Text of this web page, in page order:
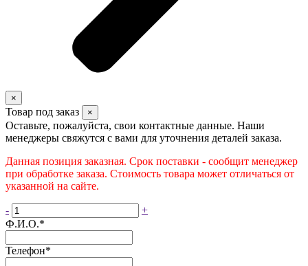
×
Товар под заказ ×
Оставьте, пожалуйста, свои контактные данные. Наши
менеджеры свяжутся с вами для уточнения деталей заказа.
Данная позиция заказная. Срок поставки - сообщит менеджер
при обработке заказа. Стоимость товара может отличаться от
указанной на сайте.
-
+
Ф.И.О.*
Телефон*